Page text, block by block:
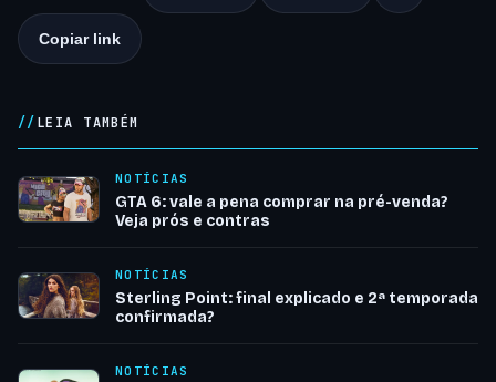
Copiar link
LEIA TAMBÉM
NOTÍCIAS
GTA 6: vale a pena comprar na pré-venda?
Veja prós e contras
NOTÍCIAS
Sterling Point: final explicado e 2ª temporada
confirmada?
NOTÍCIAS